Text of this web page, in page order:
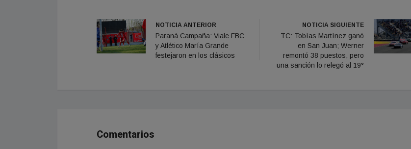
NOTICIA ANTERIOR
Paraná Campaña: Viale FBC
y Atlético María Grande
festejaron en los clásicos
NOTICIA SIGUIENTE
TC: Tobías Martínez ganó
en San Juan; Werner
remontó 38 puestos, pero
una sanción lo relegó al 19°
Comentarios